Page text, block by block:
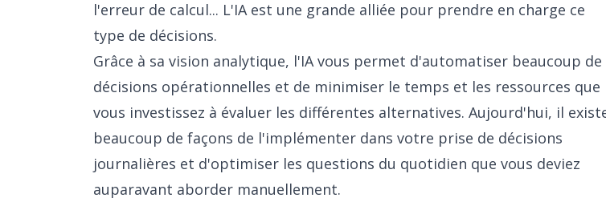
l'erreur de calcul... L'IA est une grande alliée pour prendre en charge ce
type de décisions.
Grâce à sa vision analytique, l'IA vous permet d'automatiser beaucoup de
décisions opérationnelles et de minimiser le temps et les ressources que
vous investissez à évaluer les différentes alternatives. Aujourd'hui, il
beaucoup de façons de l'implémenter dans votre prise de décisions
journalières et d'optimiser les questions du quotidien que vous deviez
auparavant aborder manuellement.